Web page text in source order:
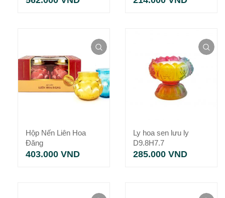
Hộp Nến Liên Hoa
Đăng
403.000 VND
Ly hoa sen lưu ly
D9.8H7.7
285.000 VND